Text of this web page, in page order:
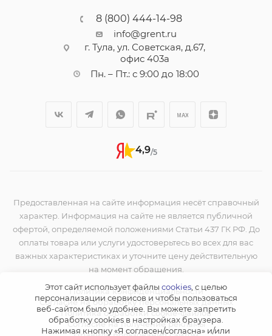
8 (800) 444-14-98
info@grent.ru
г. Тула, ул. Советская, д.67,
офис 403а
Пн. – Пт.: с 9:00 до 18:00
4,9/5
Предоставленная на сайте информация несёт справочный
характер. Информация на сайте не является публичной
офертой, определяемой положениями Статьи 437 ГК РФ. До
оплаты товара или услуги удостоверьтесь во всех для вас
важных характеристиках и уточните цену действительную
на момент обращения.
Политика конфиденциальности
Согласие на обработку персональных данных
Политика обработки cookie-файлов
Согласие на получение рекламы
Этот сайт использует файлы cookies, с целью
персонализации сервисов и чтобы пользоваться
веб-сайтом было удобнее. Вы можете запретить
обработку сookies в настройках браузера.
Нажимая кнопку «Я согласен/согласна» и/или